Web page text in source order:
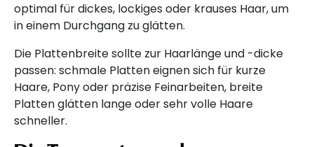
optimal für dickes, lockiges oder krauses Haar, um
in einem Durchgang zu glätten.
Die Plattenbreite sollte zur Haarlänge und -dicke
passen: schmale Platten eignen sich für kurze
Haare, Pony oder präzise Feinarbeiten, breite
Platten glätten lange oder sehr volle Haare
schneller.